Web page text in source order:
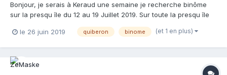
Bonjour, je serais à Keraud une semaine je recherche binôme
sur la presqu île du 12 au 19 Juillet 2019. Sur toute la presqu île
le 26 juin 2019
quiberon binome (et 1 en plus)